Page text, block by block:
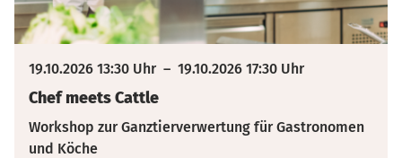
19.10.2026 13:30 Uhr– 19.10.2026 17:30 Uhr
Chef meets Cattle
Workshop zur Ganztierverwertung für Gastronomen
und Köche